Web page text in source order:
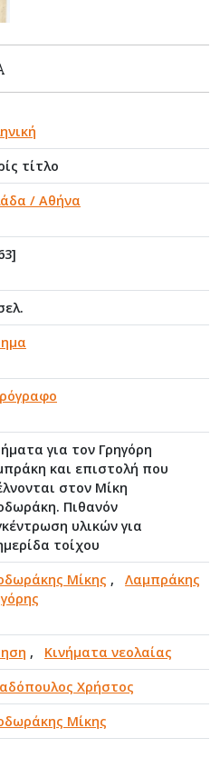
τίτλο
/ Αθήνα
για τον Γρηγόρη
και επιστολή που
στον Μίκη
Πιθανόν
υλικών για
τοίχου
Μίκης , Λαμπράκης
, Κινήματα νεολαίας
Χρήστος
Μίκης